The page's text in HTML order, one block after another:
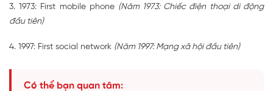
3. 1973: First mobile phone (Năm 1973: Chiếc điện thoại di động
đầu tiên)
4. 1997: First social network (Năm 1997: Mạng xã hội đầu tiên)
Có thể bạn quan tâm: